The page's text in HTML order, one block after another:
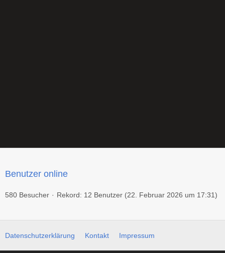
Benutzer online
580 Besucher Rekord: 12 Benutzer (22. Februar 2026 um 17:31)
Datenschutzerklärung Kontakt Impressum